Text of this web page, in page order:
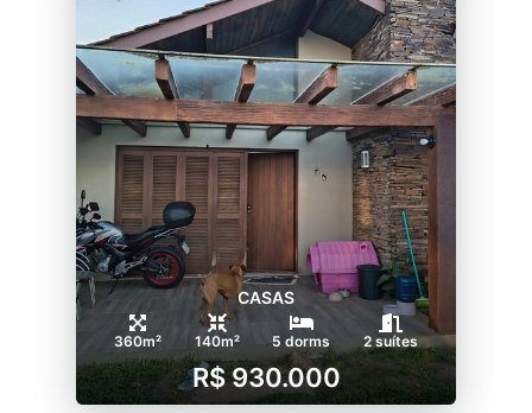
CASAS
360m² 140m² 5 dorms 2 suítes
R$ 930.000